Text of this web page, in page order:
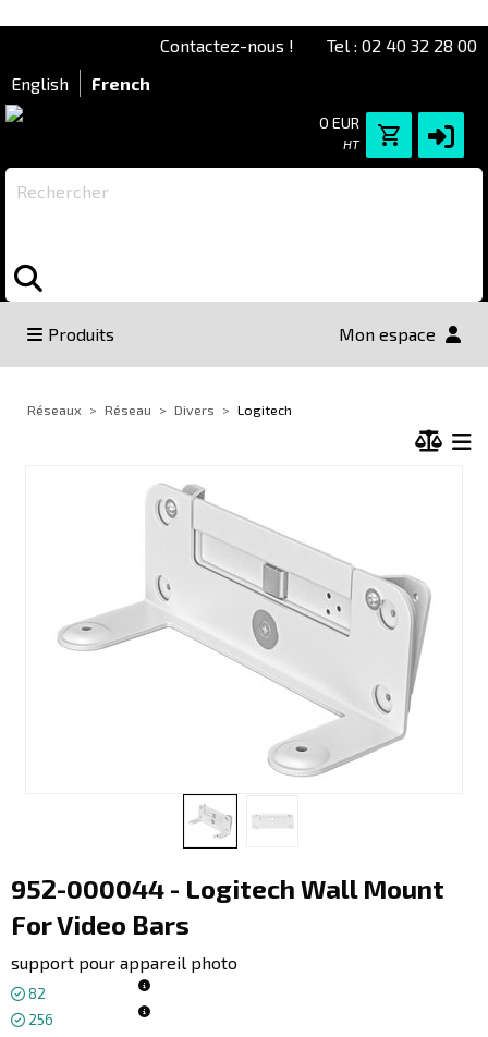
Tel : 02 40 32 28 00
Contactez-nous !
English
French
0 EUR
HT
Rechercher
Produits Mon espace
Réseaux Réseau Divers Logitech
952-000044 - Logitech Wall Mount
For Video Bars
support pour appareil photo
82
256